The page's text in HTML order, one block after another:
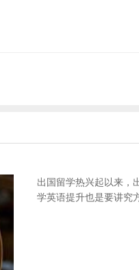
出国留学热兴起以来，
学英语提升也是要讲究